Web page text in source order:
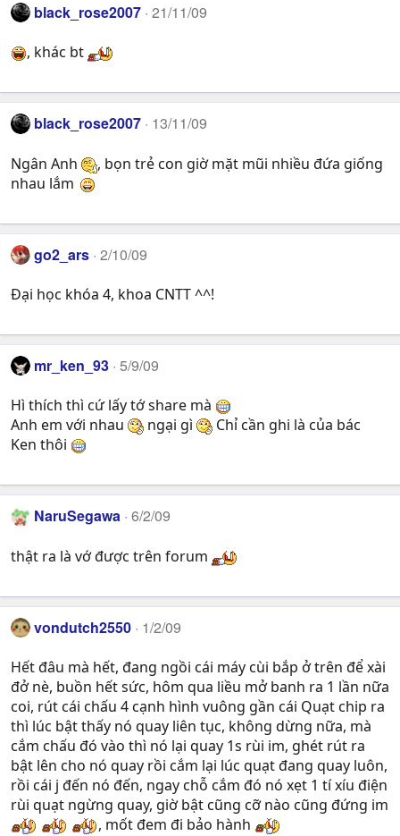
black_rose2007 21/11/09
, khác bt
black_rose2007 13/11/09
Ngân Anh
, bọn trẻ con giờ mặt mũi nhiều đứa giống
nhau lắm
go2_ars 2/10/09
Đại học khóa 4, khoa CNTT ^^!
mr_ken_93 5/9/09
Hì thích thì cứ lấy tớ share mà
Anh em với nhau
ngại gì
Chỉ cần ghi là của bác
Ken thôi
NaruSegawa 6/2/09
thật ra là vớ được trên forum
vondutch2550 1/2/09
Hết đâu mà hết, đang ngồi cái máy cùi bắp ở trên để xài
đở nè, buồn hết sức, hôm qua liều mở banh ra 1 lần nữa
coi, rút cái chấu 4 cạnh hình vuông gần cái Quạt chip ra
thì lúc bật thấy nó quay liên tục, không dừng nữa, mà
cắm chấu đó vào thì nó lại quay 1s rùi im, ghét rút ra
bật lên cho nó quay rồi cắm lại lúc quạt đang quay luôn,
rồi cái j đến nó đến, ngay chỗ cắm đó nó xẹt 1 tí xíu điện
rùi quạt ngừng quay, giờ bật cũng cỡ nào cũng đứng im
, mốt đem đi bảo hành